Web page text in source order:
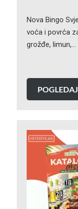
Nova Bingo
voća i povrća
grožđe, limun,…
POGLEDAJ